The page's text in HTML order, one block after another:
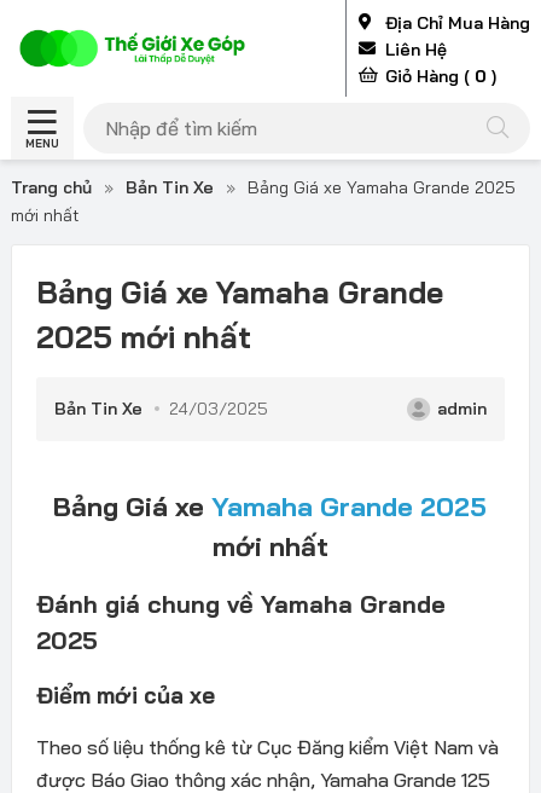
Địa Chỉ Mua Hàng
Liên Hệ
Giỏ Hàng ( 0 )
MENU
Trang chủ » Bản Tin Xe »
Bảng Giá xe Yamaha Grande 2025
mới nhất
Bảng Giá xe Yamaha Grande
2025 mới nhất
Bản Tin Xe 24/03/2025 admin
Bảng Giá xeYamaha Grande 2025
mới nhất
Đánh giá chung về Yamaha Grande
2025
Điểm mới của xe
Theo số liệu thống kê từ Cục Đăng kiểm Việt Nam và
được Báo Giao thông xác nhận, Yamaha Grande 125